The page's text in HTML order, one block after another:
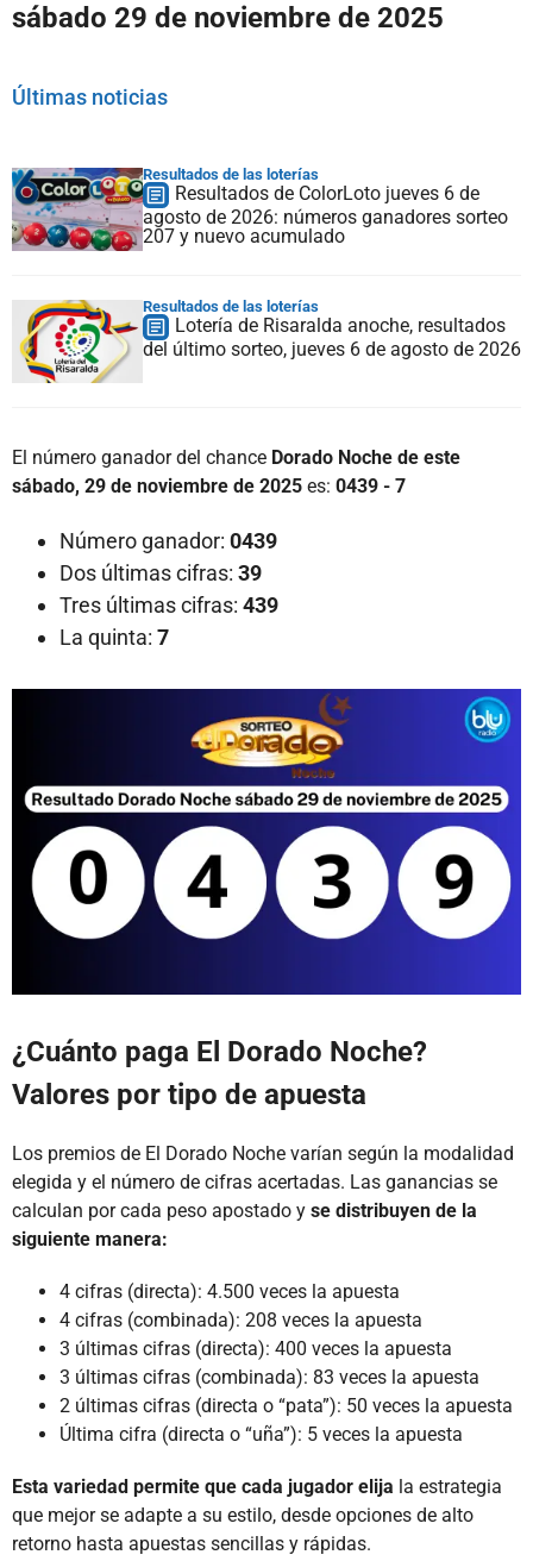
sábado 29 de noviembre de 2025
Últimas noticias
Resultados de las loterías
Resultados de ColorLoto jueves 6 de
agosto de 2026: números ganadores sorteo
207 y nuevo acumulado
Resultados de las loterías
Lotería de Risaralda anoche, resultados
del último sorteo, jueves 6 de agosto de 2026
El número ganador del chance Dorado Noche de este
sábado, 29 de noviembre de 2025 es: 0439 - 7
Número ganador: 0439
Dos últimas cifras: 39
Tres últimas cifras: 439
La quinta: 7
¿Cuánto paga El Dorado Noche?
Valores por tipo de apuesta
Los premios de El Dorado Noche varían según la modalidad
elegida y el número de cifras acertadas. Las ganancias se
calculan por cada peso apostado y se distribuyen de la
siguiente manera:
4 cifras (directa): 4.500 veces la apuesta
4 cifras (combinada): 208 veces la apuesta
3 últimas cifras (directa): 400 veces la apuesta
3 últimas cifras (combinada): 83 veces la apuesta
2 últimas cifras (directa o “pata”): 50 veces la apuesta
Última cifra (directa o “uña”): 5 veces la apuesta
Esta variedad permite que cada jugador elija la estrategia
que mejor se adapte a su estilo, desde opciones de alto
retorno hasta apuestas sencillas y rápidas.